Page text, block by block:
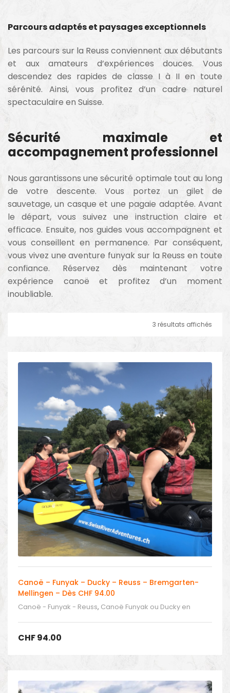
Parcours adaptés et paysages exceptionnels
Les parcours sur la Reuss conviennent aux débutants
et aux amateurs d’expériences douces. Vous
descendez des rapides de classe I à II en toute
sérénité. Ainsi, vous profitez d’un cadre naturel
spectaculaire en Suisse.
Sécurité maximale et
accompagnement professionnel
Nous garantissons une sécurité optimale tout au long
de votre descente. Vous portez un gilet de
sauvetage, un casque et une pagaie adaptée. Avant
le départ, vous suivez une instruction claire et
efficace. Ensuite, nos guides vous accompagnent et
vous conseillent en permanence. Par conséquent,
vous vivez une aventure funyak sur la Reuss en toute
confiance. Réservez dès maintenant votre
expérience canoë et profitez d’un moment
inoubliable.
3 résultats affichés
Canoë – Funyak – Ducky – Reuss – Bremgarten-
Mellingen – Dès CHF 94.00
Canoë - Funyak - Reuss, Canoë Funyak ou Ducky en
CHF94.00